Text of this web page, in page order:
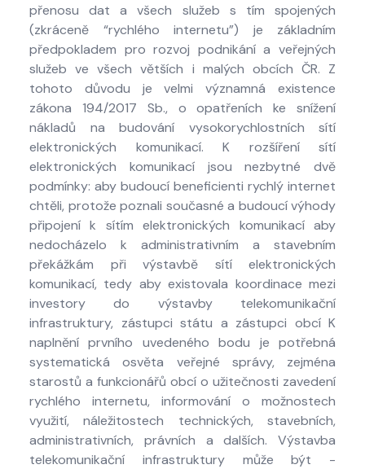
přenosu dat a všech služeb s tím spojených
(zkráceně “rychlého internetu”) je základním
předpokladem pro rozvoj podnikání a veřejných
služeb ve všech větších i malých obcích ČR. Z
tohoto důvodu je velmi významná existence
zákona 194/2017 Sb., o opatřeních ke snížení
nákladů na budování vysokorychlostních sítí
elektronických komunikací. K rozšíření sítí
elektronických komunikací jsou nezbytné dvě
podmínky: aby budoucí beneficienti rychlý internet
chtěli, protože poznali současné a budoucí výhody
připojení k sítím elektronických komunikací aby
nedocházelo k administrativním a stavebním
překážkám při výstavbě sítí elektronických
komunikací, tedy aby existovala koordinace mezi
investory do výstavby telekomunikační
infrastruktury, zástupci státu a zástupci obcí K
naplnění prvního uvedeného bodu je potřebná
systematická osvěta veřejné správy, zejména
starostů a funkcionářů obcí o užitečnosti zavedení
rychlého internetu, informování o možnostech
využití, náležitostech technických, stavebních,
administrativních, právních a dalších. Výstavba
telekomunikační infrastruktury může být -